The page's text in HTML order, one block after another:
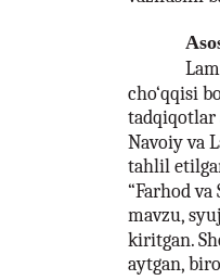
cho‘qqisi
tadqiqotlar
Navoiy va
tahlil
“Farhod
mavzu,
kiritgan.
aytgan,